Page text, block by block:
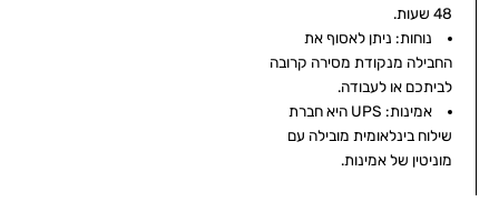
48 שעות.
נוחות: ניתן לאסוף את
החבילה מנקודת מסירה קרובה
לביתכם או לעבודה.
אמינות: UPS היא חברת
שילוח בינלאומית מובילה עם
מוניטין של אמינות.